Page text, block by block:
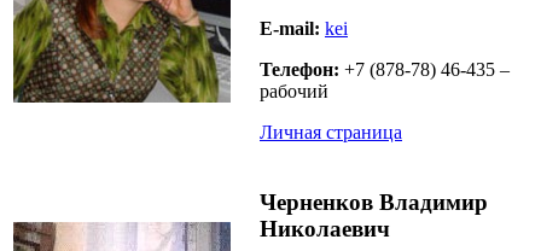
E-mail: kei
Телефон: +7 (878-78) 46-435 –
рабочий
Личная страница
Черненков Владимир
Николаевич